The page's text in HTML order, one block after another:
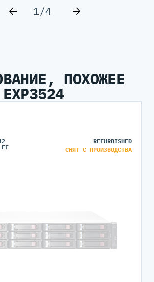
1/4
ПОХОЖЕЕ
REFURBISHED
СНЯТ С ПРОИЗВОДСТВА